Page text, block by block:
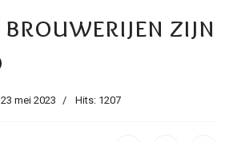
brouwerijen zijn
23 mei 2023 Hits: 1207